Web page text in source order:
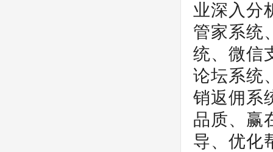
业深入分
管家系统
统、微信
论坛系统
销返佣系
品质、赢
导、优化